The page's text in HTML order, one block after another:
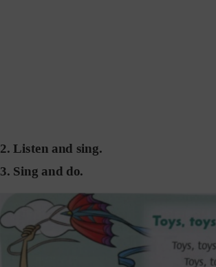
2. Listen and sing.
3. Sing and do.